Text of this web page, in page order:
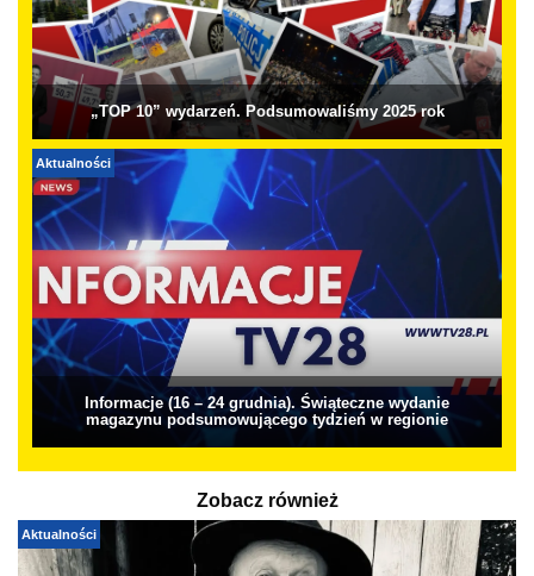
„TOP 10” wydarzeń. Podsumowaliśmy 2025 rok
Aktualności
Informacje (16 – 24 grudnia). Świąteczne wydanie
magazynu podsumowującego tydzień w regionie
Zobacz również
Aktualności